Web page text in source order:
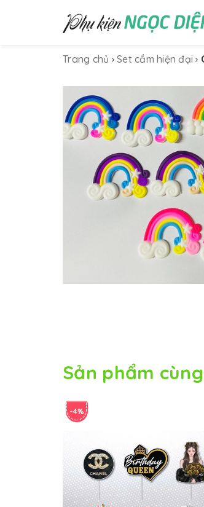
Trang chủ Set cắm hiện đại
Sản phẩm
-4%